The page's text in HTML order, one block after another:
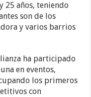
25 años, teniendo
son de los
y varios barrios
ha participado
en eventos,
los primeros
con